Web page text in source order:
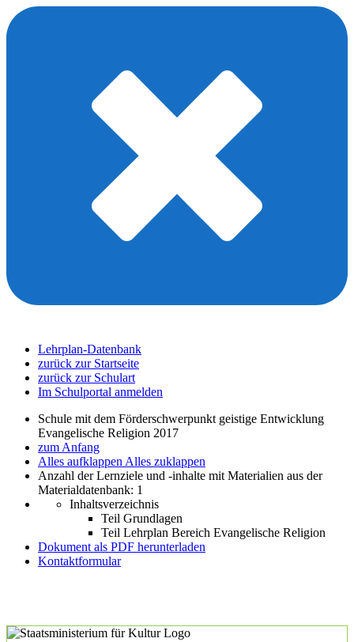
Lehrplan-Datenbank
zurück zur Startseite
zurück zur Schulart
Im Schulportal anmelden
Schule mit dem Förderschwerpunkt geistige Entwicklung
Evangelische Religion 2017
zum Anfang
Alles aufklappen Alles zuklappen
Anzahl der Lernziele und -inhalte mit Materialien aus der
Materialdatenbank: 1
Inhaltsverzeichnis
Teil Grundlagen
Teil Lehrplan Bereich Evangelische Religion
Dokument als PDF herunterladen
Kontaktformular